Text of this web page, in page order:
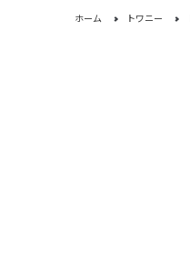
ホーム トワニー